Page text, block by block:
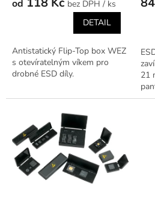
od
/ ks
DETAIL
Antistatický Flip-Top box WEZ
s otevíratelným víkem pro
drobné ESD díly.
21